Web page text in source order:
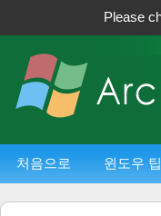
Please
처음으로 윈도우 팁